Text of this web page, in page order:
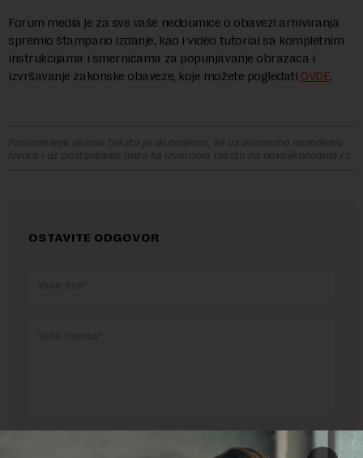
Forum media je za sve vaše nedoumice o obavezi arhiviranja
spremio štampano izdanje, kao i video tutorial sa kompletnim
instrukcijama i smernicama za popunjavanje obrazaca i
izvršavanje zakonske obaveze, koje možete pogledati OVDE.
Preuzimanje delova teksta je dozvoljeno, ali uz obavezno navođenje
izvora i uz postavljanje linka ka izvornom tekstu na novaekonomija.rs
OSTAVITE ODGOVOR
Pre slanja komentara, molimo vas da se upoznate sa
pravilima komentarisanja i pravilima korišćenja sajta.